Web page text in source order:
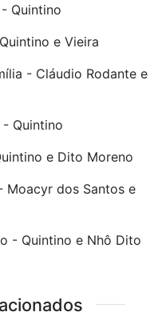
Quintino
e Vieira
- Cláudio Rodante e
- Quintino
e Dito Moreno
Moacyr dos Santos e
- Quintino e Nhô Dito